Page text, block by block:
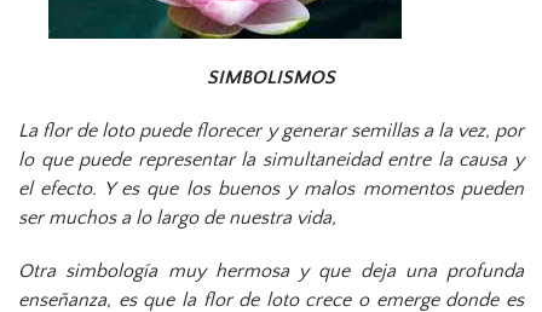
SIMBOLISMOS
La flor de loto puede florecer y generar semillas a la vez, por
lo que puede representar la simultaneidad entre la causa y
el efecto. Y es que los buenos y malos momentos pueden
ser muchos a lo largo de nuestra vida,
Otra simbología muy hermosa y que deja una profunda
enseñanza, es que la flor de loto crece o emerge donde es